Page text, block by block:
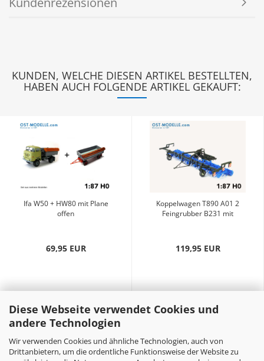
Diese Webseite verwendet Cookies und
andere Technologien
Wir verwenden Cookies und ähnliche Technologien, auch von
Drittanbietern, um die ordentliche Funktionsweise der Website zu
KUNDEN, WELCHE DIESEN ARTIKEL BESTELLTEN,
HABEN AUCH FOLGENDE ARTIKEL GEKAUFT:
Ifa W50 + HW80 mit Plane
offen
69,95 EUR
Koppelwagen T890 A01 2
Feingrubber B231 mit
119,95 EUR